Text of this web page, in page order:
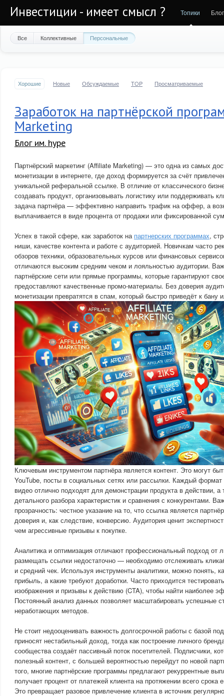
Инвестиции - имеет смысл ? Топики
Все Коллективные Персональные
Хорошие Новые Обсуждаемые TOP Просматриваемые
Заработок на партнёрской
Marketing
Блог им. hype
Партнёрский маркетинг (Affiliate Marketing) — это одна из самых
монетизации в интернете, где доход формируется за счёт
уникальной реферальной ссылке. В отличие от классического
создавать продукт, организовывать логистику или поддерживать
задача партнёра — эффективно направить трафик на оффер, а
выплачивается в виде процента от продажи или фиксированной
Успех в такой сфере, как заработок на партнерских программах,
ниши, качестве контента и работе с аудиторией. Новичкам часто
обзоров техники, образовательных курсов или финансовых
отличаются высоким средним чеком и лояльностью аудитории.
партнёрские сети или прямые программы, которые гарантируют
предоставляют качественные промо-материалы. Без доверия
монетизации превратятся в спам, который быстро приведёт к бану
Ключевым инструментом партнёра является контент. Это могут
YouTube, посты в социальных сетях или рассылки. Каждый формат
видео отлично подходят для демонстрации продукта в действии,
детального разбора характеристик и сравнения с конкурентами.
прозрачность: честное указание на то, что ссылка является
доверия и, как следствие, конверсию. Аудитория ценит
чем агрессивные призывы к покупке.
Аналитика и оптимизация отличают профессиональный подход от
размещать ссылки недостаточно — необходимо отслеживать
и средний чек. Используя инструменты аналитики, можно понять,
прибыль, а какие требуют доработки. Часто приходится
изображения и призывы к действию (CTA), чтобы найти наиболее
Постоянный анализ данных позволяет масштабировать успешные
неработающих методов.
Не стоит недооценивать важность долгосрочной работы с базой
приносят нестабильный доход, тогда как построение личного
сообщества создаёт пассивный поток посетителей. Подписчики,
полезный контент, с большей вероятностью перейдут по новой
того, многие партнёрские программы предлагают рекуррентные
получает процент от платежей клиента на протяжении всего срока
Это превращает разовое привлечение клиента в источник